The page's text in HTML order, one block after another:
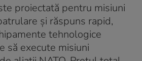
proiectată pentru misiuni
și răspuns rapid,
tehnologice
să execute misiuni